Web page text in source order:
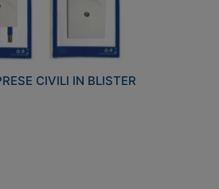
CIVILI IN BLISTER